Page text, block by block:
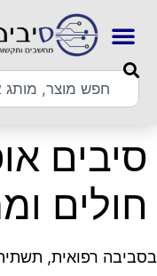
סיבים
חולים
בסביבה רפואית,